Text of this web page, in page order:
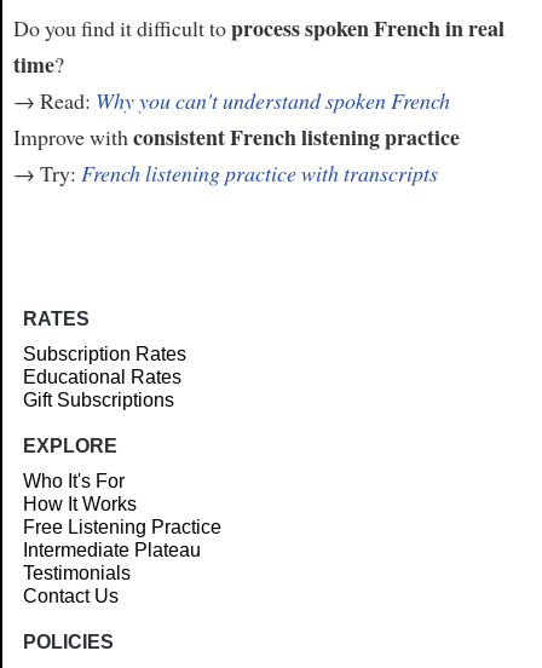
Do you find it difficult toprocess spoken French in real
time?
→ Read: Why you can't understand spoken French
Improve with consistent French listening practice
→ Try: French listening practice with transcripts
RATES
Subscription Rates
Educational Rates
Gift Subscriptions
EXPLORE
Who It's For
How It Works
Free Listening Practice
Intermediate Plateau
Testimonials
Contact Us
POLICIES